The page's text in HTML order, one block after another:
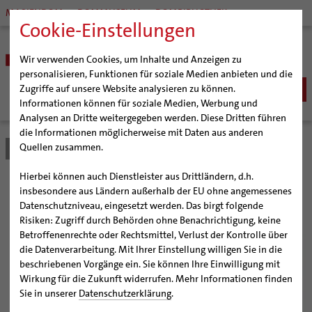
Cookie-Einstellungen
Wir verwenden Cookies, um Inhalte und Anzeigen zu
personalisieren, Funktionen für soziale Medien anbieten und die
Zugriffe auf unsere Website analysieren zu können.
Informationen können für soziale Medien, Werbung und
Analysen an Dritte weitergegeben werden. Diese Dritten führen
die Informationen möglicherweise mit Daten aus anderen
Quellen zusammen.
Hierbei können auch Dienstleister aus Drittländern, d.h.
insbesondere aus Ländern außerhalb der EU ohne angemessenes
Datenschutzniveau, eingesetzt werden. Das birgt folgende
Risiken: Zugriff durch Behörden ohne Benachrichtigung, keine
Betroffenenrechte oder Rechtsmittel, Verlust der Kontrolle über
die Datenverarbeitung. Mit Ihrer Einstellung willigen Sie in die
beschriebenen Vorgänge ein. Sie können Ihre Einwilligung mit
Wirkung für die Zukunft widerrufen. Mehr Informationen finden
Sie in unserer Datenschutzerklärung.
MARIENDOM DOMMUSEUM DOMBIBLIOTHEK
BISTUM
Bischöfe
Weihbischof Dr. Martin Marahrens
Bischof em. Norbert Trelle
Weihbischof em. Bongartz
Weihbischof em. Schwerdtfeger
Weihbischof em. Koitz
Bischof em. Dr. Wüstenberg
Generalvikariat
Gremien
Diözesangericht
Gemeindegremien
Pfarrgemeinden
Hildesheimer Dom
Virtueller Rundgang durch den Dom
Tausendjähriger Rosenstock
Die Hildesheimer Dommusik
Wallfahrten | Pilgern
Termine Wallfahrten und Pilgern
Jakobswege im Bistum Hildesheim
Veranstaltungen
Strategieprozess
Jugend
SEELSORGE
Katholisch werden
Wiedereintritt
Erwachsenenkatechumenat
Glaube leben
Glaubensveranstaltungen
Taufe
Fragen zur Taufe
Erwachsenentaufe
Taufsymbole
Erstkommunion
Firmung
Hochzeit
Katholisch heiraten
Lebensende
BERATUNG & HILFE
Ehe-, Familien-, und Lebensberatung (EFL)
Schwangerenberatung
Beratungsstellen
Prävention und Hilfe bei sexualisierter Gewalt
Schuldnerberatung
Beratungsstellen
Caritas
Bischöfliche Stiftung Gemeinsam für das Leben
BILDUNG & KULTUR
Schulen | Hochschulen
Katholische Schulen im Bistum
Veranstaltungen
Schulpastoral
Dommuseum
Dombibliothek
Bistumsarchiv
KIRCHE & GESELLSCHAFT
Ökumene
Interreligiöser Dialog
Weltkirche
SERVICE
Angebote
Abenteuer Glaube
Bistum Hildesheim
Newsletter